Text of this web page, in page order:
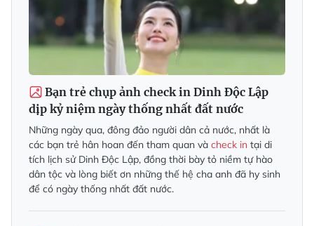
Bạn trẻ chụp ảnh check in Dinh Độc Lập
dịp kỷ niệm ngày thống nhất đất nước
Những ngày qua, đông đảo người dân cả nước, nhất là
các bạn trẻ hân hoan đến tham quan và check in tại di
tích lịch sử Dinh Độc Lập, đồng thời bày tỏ niềm tự hào
dân tộc và lòng biết ơn những thế hệ cha anh đã hy sinh
để có ngày thống nhất đất nước.